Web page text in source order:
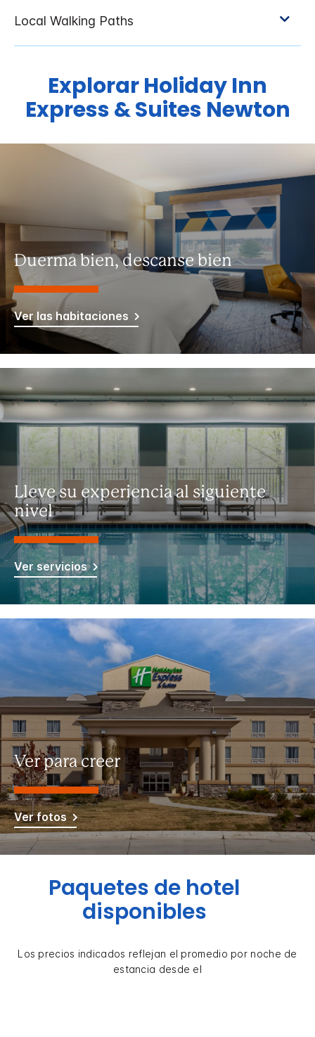
ExplorarHoliday Inn
Express & Suites Newton
Duerma bien, descanse bien
Ver las habitaciones
Lleve su experiencia al siguiente
nivel
Ver servicios
Ver para creer
Ver fotos
Paquetes de hotel
disponibles
Los precios indicados reflejan el promedio por noche de
estancia desde el